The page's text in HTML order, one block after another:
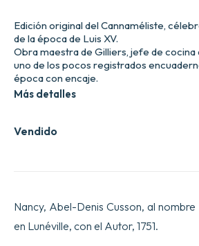
Vendido
Edición original del Cannaméliste,
de la época de Luis XV.
Obra maestra de Gilliers, jefe de cocina
uno de los pocos registrados
época con encaje.
Más detalles
Nancy, Abel-Denis Cusson, al
en Lunéville, con el Autor, 1751.